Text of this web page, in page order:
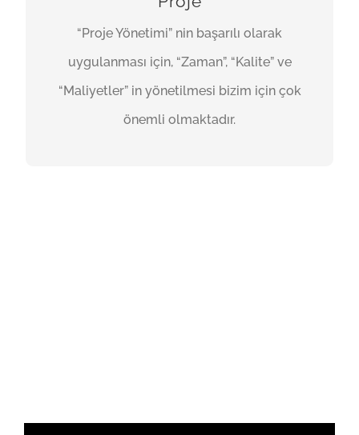
“Proje Yönetimi” nin başarılı olarak
uygulanması için, “Zaman”, “Kalite” ve
“Maliyetler” in yönetilmesi bizim için çok
önemli olmaktadır.
TEKLIF İSTE